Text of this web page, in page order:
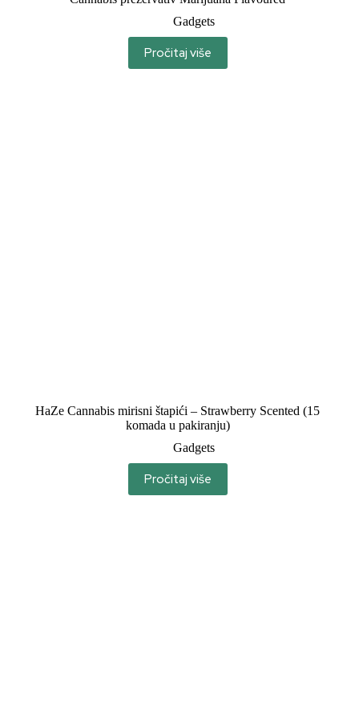
Gadgets
Pročitaj više
HaZe Cannabis mirisni štapići – Strawberry Scented (15
komada u pakiranju)
Gadgets
Pročitaj više